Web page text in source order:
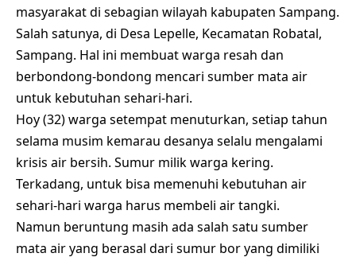
masyarakat di sebagian wilayah kabupaten Sampang.
Salah satunya, di Desa Lepelle, Kecamatan Robatal,
Sampang. Hal ini membuat warga resah dan
berbondong-bondong mencari sumber mata air
untuk kebutuhan sehari-hari.
Hoy (32) warga setempat menuturkan, setiap tahun
selama musim kemarau desanya selalu mengalami
krisis air bersih. Sumur milik warga kering.
Terkadang, untuk bisa memenuhi kebutuhan air
sehari-hari warga harus membeli air tangki.
Namun beruntung masih ada salah satu sumber
mata air yang berasal dari sumur bor yang dimiliki